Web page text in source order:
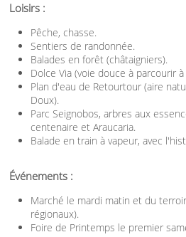
Loisirs :
Pêche, chasse.
Sentiers de randonnée.
Balades en forêt (châtaigniers).
Dolce Via (voie douce à parcourir
Plan d'eau de Retourtour (aire
Doux).
Parc Seignobos, arbres aux
centenaire et Araucaria.
Balade en train à vapeur, avec
Événements :
Marché le mardi matin et du
régionaux).
Foire de Printemps le premier